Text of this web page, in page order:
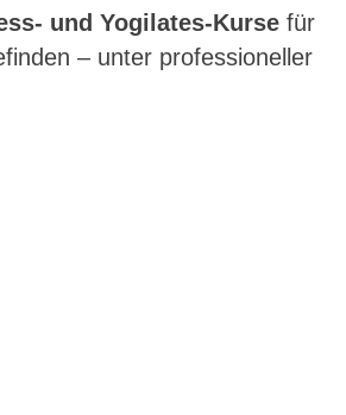
und Yogilates-Kurse für
– unter professioneller